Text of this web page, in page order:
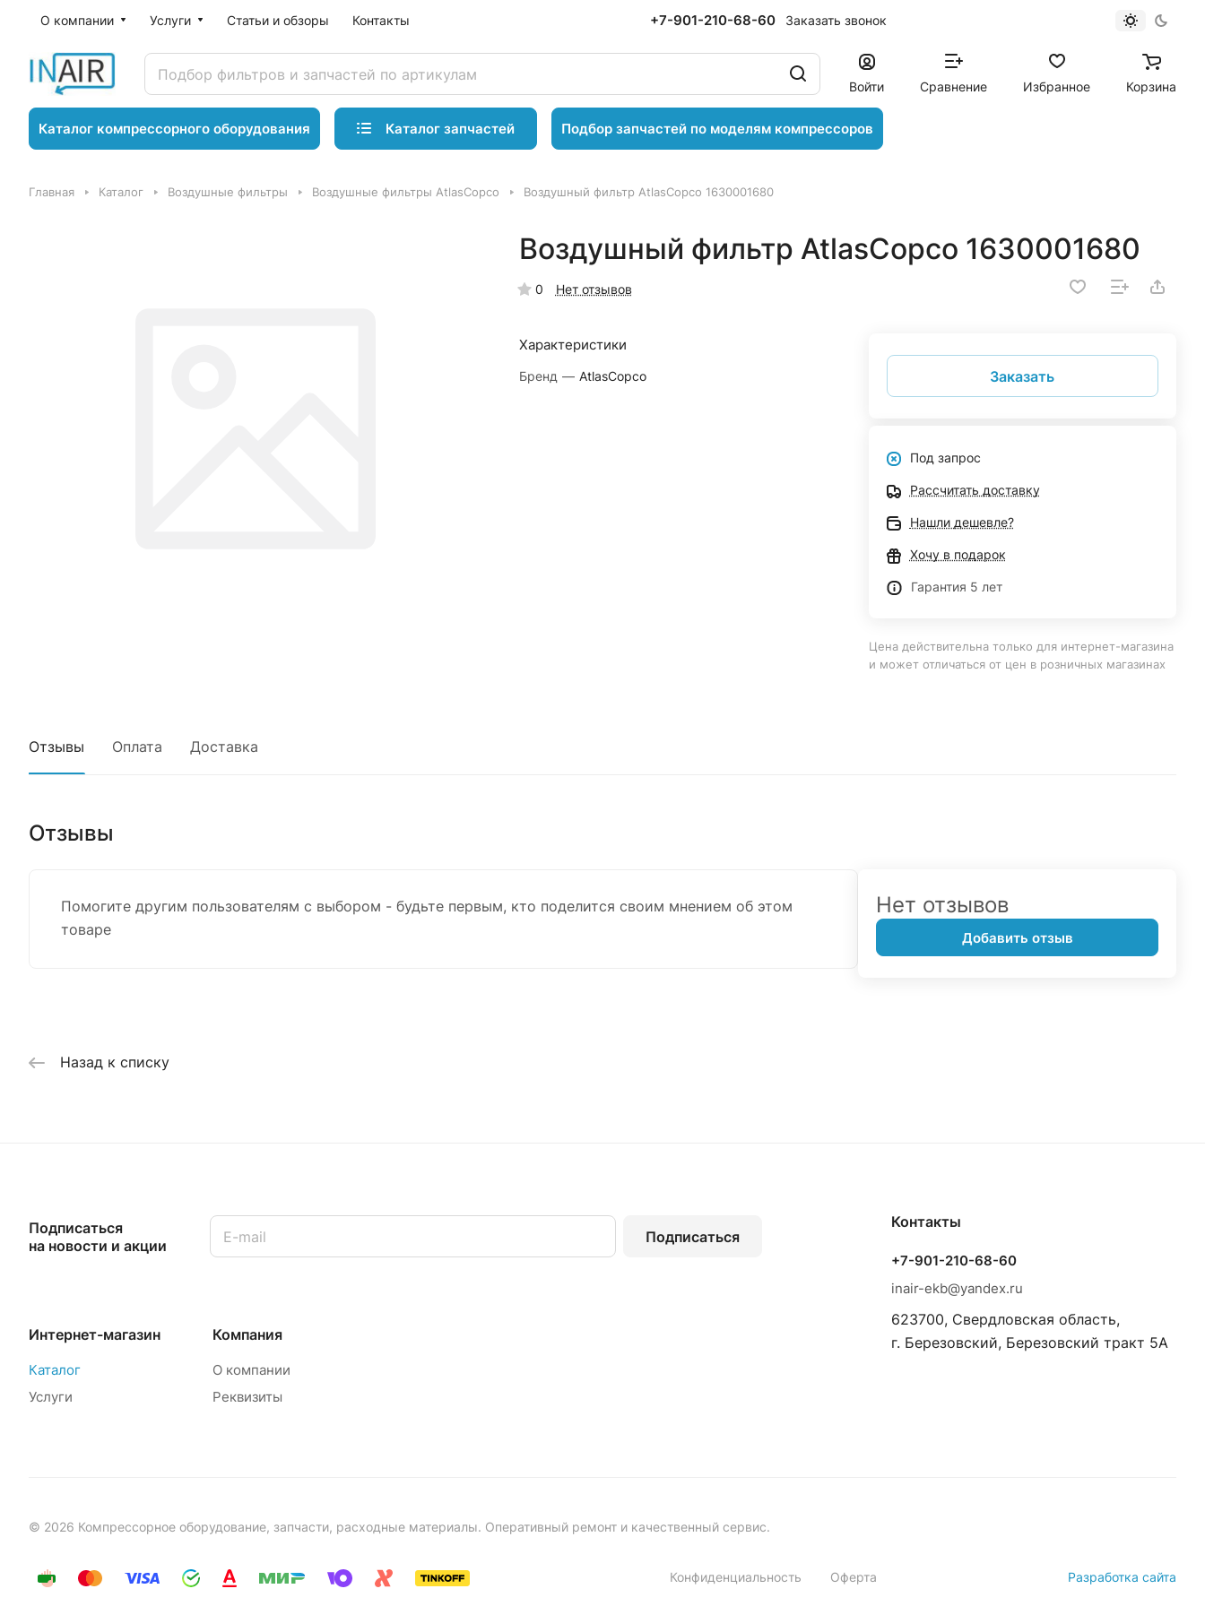
О компании Услуги Статьи и обзоры Контакты +7-901-210-68-60 Заказать звонок
Войти Сравнение Избранное Корзина
Каталог компрессорного оборудования Каталог запчастей Подбор запчастей по моделям компрессоров
Главная Каталог Воздушные фильтры Воздушные фильтры AtlasCopco Воздушный фильтр AtlasCopco 1630001680
Воздушный фильтр AtlasCopco 1630001680
0 Нет отзывов
Характеристики
Бренд — AtlasCopco Заказать
Под запрос
Рассчитать доставку
Нашли дешевле?
Хочу в подарок
Гарантия 5 лет
Цена действительна только для интернет-магазина
и может отличаться от цен в розничных магазинах
Отзывы Оплата Доставка
Отзывы
Помогите другим пользователям с выбором - будьте первым, кто поделится своим мнением об этом
товаре
Нет отзывов
Добавить отзыв
Назад к списку
Подписаться
на новости и акции
Подписаться
Интернет-магазин
Каталог
Услуги
Компания
О компании
Реквизиты
Контакты
+7-901-210-68-60
inair-ekb@yandex.ru
623700, Свердловская область,
г. Березовский, Березовский тракт 5А
© 2026 Компрессорное оборудование, запчасти, расходные материалы. Оперативный ремонт и качественный сервис.
Конфиденциальность Оферта Разработка сайта